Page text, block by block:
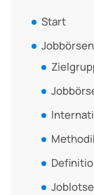
Start
Jobbörsen
Joblotse